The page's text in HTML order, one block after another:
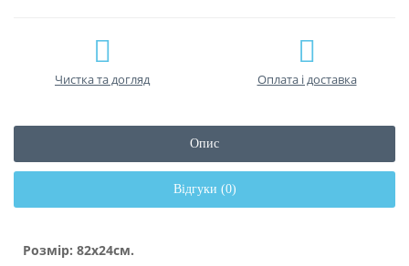
Чистка та догляд Оплата і доставка
Опис
Відгуки (0)
Розмір: 82х24см.